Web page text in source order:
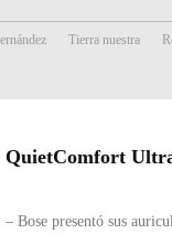
Tierra nuestra
Bose presentó sus